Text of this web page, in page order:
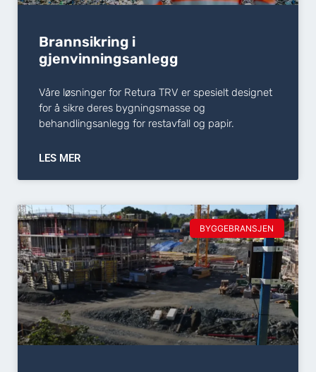
Brannsikring i
gjenvinningsanlegg
Våre løsninger for Retura TRV er spesielt designet
for å sikre deres bygningsmasse og
behandlingsanlegg for restavfall og papir.
LES MER
BYGGEBRANSJEN